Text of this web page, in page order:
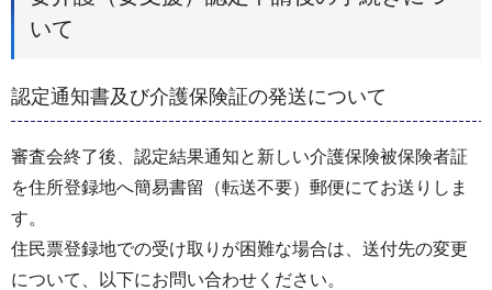
いて
認定通知書及び介護保険証の発送について
審査会終了後、認定結果通知と新しい介護保険被保険者証
を住所登録地へ簡易書留（転送不要）郵便にてお送りしま
す。
住民票登録地での受け取りが困難な場合は、送付先の変更
について、以下にお問い合わせください。